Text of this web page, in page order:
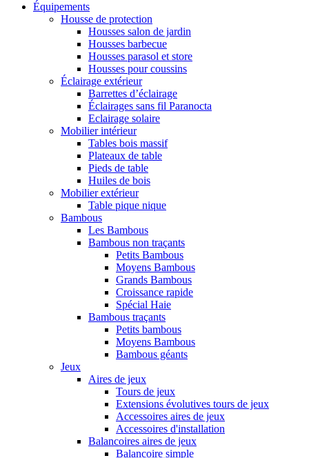
Équipements
Housse de protection
Housses salon de jardin
Housses barbecue
Housses parasol et store
Housses pour coussins
Éclairage extérieur
Barrettes d’éclairage
Éclairages sans fil Paranocta
Eclairage solaire
Mobilier intérieur
Tables bois massif
Plateaux de table
Pieds de table
Huiles de bois
Mobilier extérieur
Table pique nique
Bambous
Les Bambous
Bambous non traçants
Petits Bambous
Moyens Bambous
Grands Bambous
Croissance rapide
Spécial Haie
Bambous traçants
Petits bambous
Moyens Bambous
Bambous géants
Jeux
Aires de jeux
Tours de jeux
Extensions évolutives tours de jeux
Accessoires aires de jeux
Accessoires d'installation
Balancoires aires de jeux
Balancoire simple